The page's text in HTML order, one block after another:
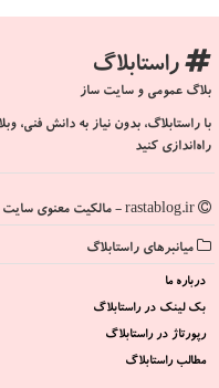
راستابلاگ
بلاگ عمومی و سایت ساز
با راستابلاگ، بدون نیاز به دانش
راه‌اندازی کنید
میانبرهای راستابلاگ
درباره ما
بک لینک در راستابلاگ
رپورتاژ در راستابلاگ
مطالب راستابلاگ